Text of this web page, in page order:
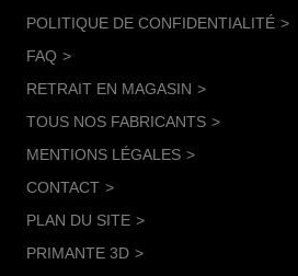
POLITIQUE DE CONFIDENTIALITÉ
FAQ
RETRAIT EN MAGASIN
TOUS NOS FABRICANTS
MENTIONS LÉGALES
CONTACT
PLAN DU SITE
PRIMANTE 3D